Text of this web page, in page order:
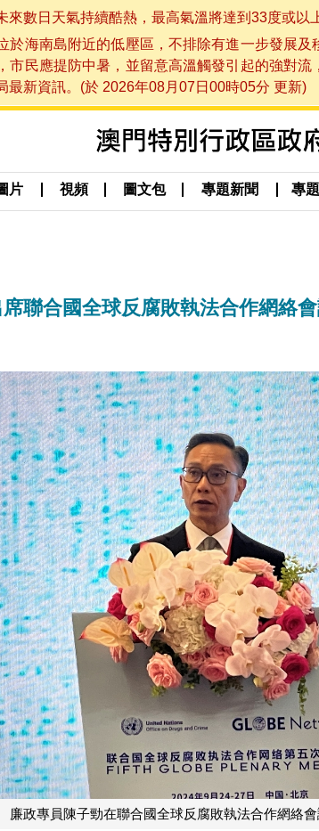
來數日天氣持續酷熱，最高氣溫將達到33度或
於海南島附近的低壓區，不排除有進一步發展
市民應提防中暑，並留意高溫觸發引起的強對
最新資訊。(於 2026年08月07日00時05分 更新)
片 視頻 圖文包 專題新聞 專
聯合國全球反腐敗執法合作網絡
廉政專員陳子勁在聯合國全球反腐敗執法合作網絡